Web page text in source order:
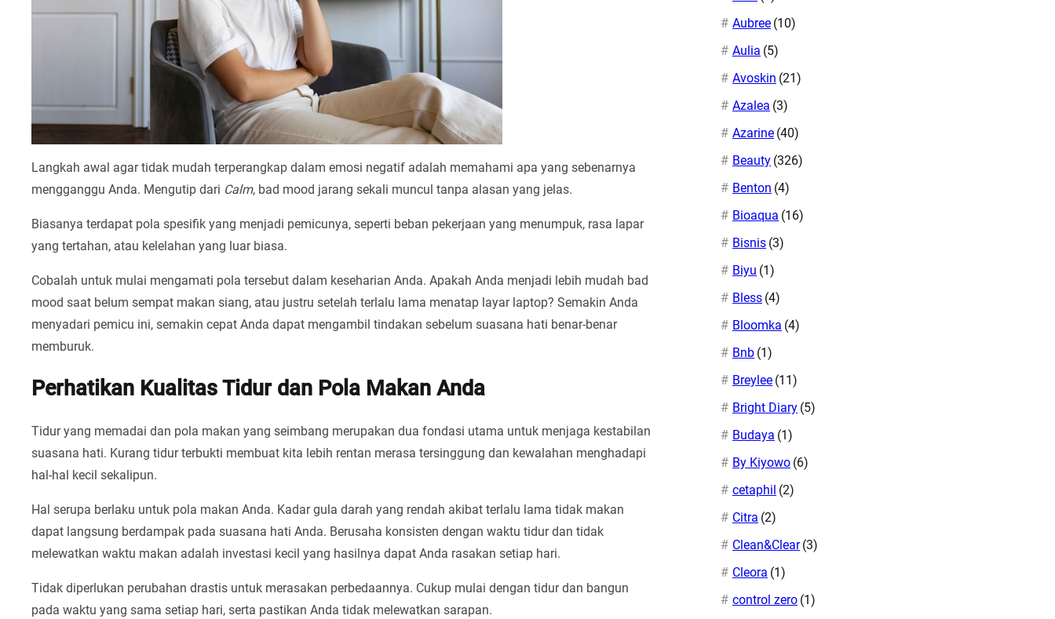
Langkah awal agar tidak mudah terperangkap dalam emosi negatif adalah memahami apa yang sebenarnya
mengganggu Anda. Mengutip dari Calm, bad mood jarang sekali muncul tanpa alasan yang jelas.
Biasanya terdapat pola spesifik yang menjadi pemicunya, seperti beban pekerjaan yang menumpuk, rasa lapar
yang tertahan, atau kelelahan yang luar biasa.
Cobalah untuk mulai mengamati pola tersebut dalam keseharian Anda. Apakah Anda menjadi lebih mudah bad
mood saat belum sempat makan siang, atau justru setelah terlalu lama menatap layar laptop? Semakin Anda
menyadari pemicu ini, semakin cepat Anda dapat mengambil tindakan sebelum suasana hati benar-benar
memburuk.
Perhatikan Kualitas Tidur dan Pola Makan Anda
Tidur yang memadai dan pola makan yang seimbang merupakan dua fondasi utama untuk menjaga kestabilan
suasana hati. Kurang tidur terbukti membuat kita lebih rentan merasa tersinggung dan kewalahan menghadapi
hal-hal kecil sekalipun.
Hal serupa berlaku untuk pola makan Anda. Kadar gula darah yang rendah akibat terlalu lama tidak makan
dapat langsung berdampak pada suasana hati Anda. Berusaha konsisten dengan waktu tidur dan tidak
melewatkan waktu makan adalah investasi kecil yang hasilnya dapat Anda rasakan setiap hari.
Tidak diperlukan perubahan drastis untuk merasakan perbedaannya. Cukup mulai dengan tidur dan bangun
pada waktu yang sama setiap hari, serta pastikan Anda tidak melewatkan sarapan.
Aubree (10)
Aulia (5)
Avoskin (21)
Azalea (3)
Azarine (40)
Beauty (326)
Benton (4)
Bioaqua (16)
Bisnis (3)
Biyu (1)
Bless (4)
Bloomka (4)
Bnb (1)
Breylee (11)
Bright Diary (5)
Budaya (1)
By Kiyowo (6)
cetaphil (2)
Citra (2)
Clean&Clear (3)
Cleora (1)
control zero (1)